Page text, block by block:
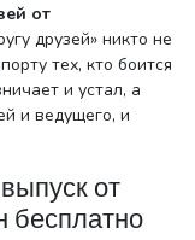
от
друзей» никто не
тех, кто боится
и устал, а
и ведущего, и
от
бесплатно